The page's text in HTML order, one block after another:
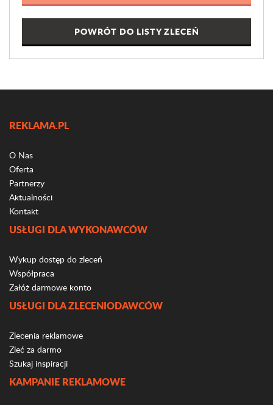
POWRÓT DO LISTY ZLECEŃ
REKLAMA.PL
O Nas
Oferta
Partnerzy
Aktualności
Kontakt
USŁUGI DLA WYKONAWCÓW
Wykup dostęp do zleceń
Współpraca
Załóż darmowe konto
USŁUGI DLA ZLECENIODAWCÓW
Zlecenia reklamowe
Zleć za darmo
Szukaj inspiracji
KAMPANIE REKLAMOWE